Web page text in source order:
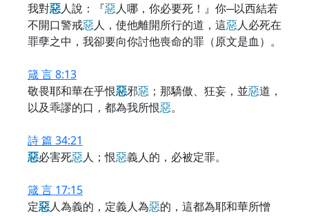
我對惡人說：『惡人哪，你必要死！』你─以西結若
不開口警戒惡人，使他離開所行的道，這惡人必死在
罪孽之中，我卻要向你討他喪命的罪（原文是血）。
箴 言 8:13
敬畏耶和華在乎恨惡邪惡 ；那驕傲、狂妄，並惡道，
以及乖謬的口，都為我所恨惡。
詩 篇 34:21
惡必害死惡人；恨惡義人的，必被定罪。
箴 言 17:15
定惡人為義的，定義人為惡的，這都為耶和華所憎